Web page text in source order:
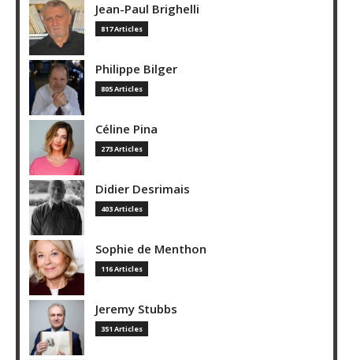
Jean-Paul Brighelli
817 Articles
Philippe Bilger
805 Articles
Céline Pina
273 Articles
Didier Desrimais
403 Articles
Sophie de Menthon
116 Articles
Jeremy Stubbs
351 Articles